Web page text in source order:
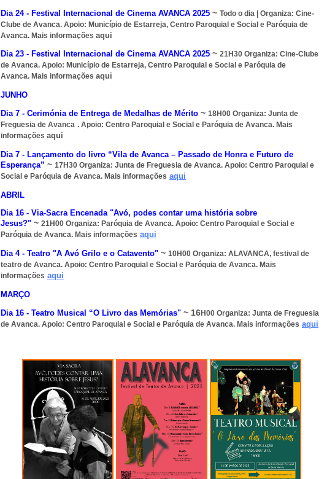
Dia 24 - Festival Internacional de Cinema AVANCA 2025 ~ Todo o dia | Organiza: Cine-
Clube de Avanca. Apoio: Município de Estarreja, Centro Paroquial e Social e Paróquia de
Avanca. Mais informações aqui
Dia 23 - Festival Internacional de Cinema AVANCA 2025 ~ 21H30 Organiza: Cine-Clube
de Avanca. Apoio: Município de Estarreja, Centro Paroquial e Social e Paróquia de
Avanca. Mais informações aqui
JUNHO
Dia 7 - Cerimónia de Entrega de Medalhas de Mérito ~ 18H00 Organiza: Junta de
Freguesia de Avanca . Apoio: Centro Paroquial e Social e Paróquia de Avanca. Mais
informações aqui
Dia 7 - Lançamento do livro “Vila de Avanca – Passado de Honra e Futuro de
Esperança” ~ 17H30 Organiza: Junta de Freguesia de Avanca. Apoio: Centro Paroquial e
Social e Paróquia de Avanca. Mais informações aqui
ABRIL
Dia 16 - Via-Sacra Encenada "Avó, podes contar uma história sobre
Jesus?" ~ 21H00 Organiza: Paróquia de Avanca. Apoio: Centro Paroquial e Social e
Paróquia de Avanca. Mais informações aqui
Dia 4 - Teatro "A Avó Grilo e o Catavento" ~ 10H00 Organiza: ALAVANCA, festival de
teatro de Avanca. Apoio: Centro Paroquial e Social e Paróquia de Avanca. Mais
informações aqui
MARÇO
Dia 16 - Teatro Musical “O Livro das Memórias" ~ 16H00 Organiza: Junta de Freguesia
de Avanca. Apoio: Centro Paroquial e Social e Paróquia de Avanca. Mais informações aqui